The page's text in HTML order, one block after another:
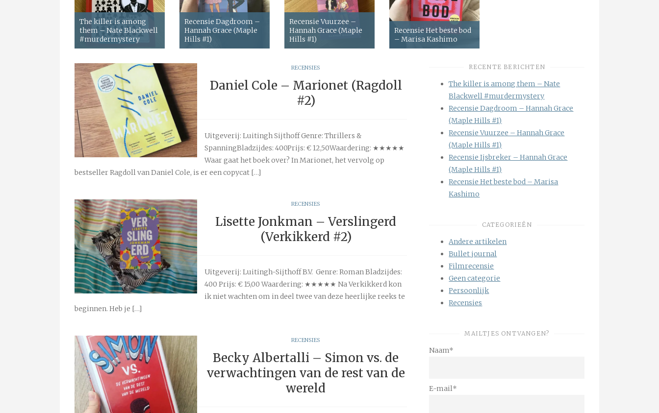
The killer is among
them – Nate Blackwell
#murdermystery
Recensie Dagdroom –
Hannah Grace (Maple
Hills #1)
Recensie Vuurzee –
Hannah Grace (Maple
Hills #1)
Recensie Het beste bod
– Marisa Kashimo
RECENSIES
Daniel Cole – Marionet (Ragdoll
#2)
Uitgeverij: Luitingh Sijthoff Genre: Thrillers &
SpanningBladzijdes: 400Prijs: € 12,50Waardering: ★★★★★
Waar gaat het boek over? In Marionet, het vervolg op
bestseller Ragdoll van Daniel Cole, is er een copycat […]
RECENSIES
Lisette Jonkman – Verslingerd
(Verkikkerd #2)
Uitgeverij: Luitingh-Sijthoff B.V. Genre: Roman Bladzijdes:
400 Prijs: € 15,00 Waardering: ★★★★★ Na Verkikkerd kon
ik niet wachten om in deel twee van deze heerlijke reeks te
beginnen. Heb je […]
RECENSIES
Becky Albertalli – Simon vs. de
verwachtingen van de rest van de
wereld
RECENTE BERICHTEN
The killer is among them – Nate
Blackwell #murdermystery
Recensie Dagdroom – Hannah Grace
(Maple Hills #1)
Recensie Vuurzee – Hannah Grace
(Maple Hills #1)
Recensie Ijsbreker – Hannah Grace
(Maple Hills #1)
Recensie Het beste bod – Marisa
Kashimo
CATEGORIEËN
Andere artikelen
Bullet journal
Filmrecensie
Geen categorie
Persoonlijk
Recensies
MAILTJES ONTVANGEN?
Naam*
E-mail*